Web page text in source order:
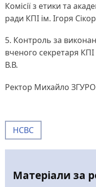
Комісії з етики та
ради КПІ ім. Ігоря
5. Контроль за
вченого секретаря КПІ
В.В.
Ректор Михайло
НСВС
Матеріали за